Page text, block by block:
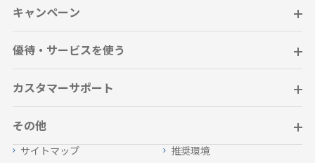
キャンペーン
優待・サービスを使う
カスタマーサポート
その他
サイトマップ 推奨環境